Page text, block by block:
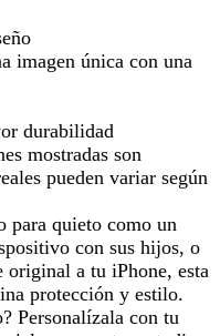
imagen única con una
durabilidad
mostradas son
pueden variar según
para quieto como un
con sus hijos, o
original a tu iPhone, esta
protección y estilo.
Personalízala con tu